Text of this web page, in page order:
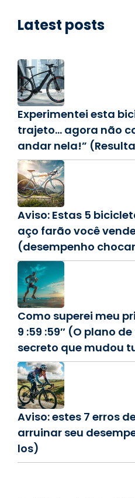
Latest posts
Experimentei esta
trajeto… agora não
andar nela!”
Aviso: Estas 5
aço farão você
(desempenho
Como superei meu
9 :59 :59″ (O plano
secreto que mudou
Aviso: estes 7 erros
arruinar seu
los)